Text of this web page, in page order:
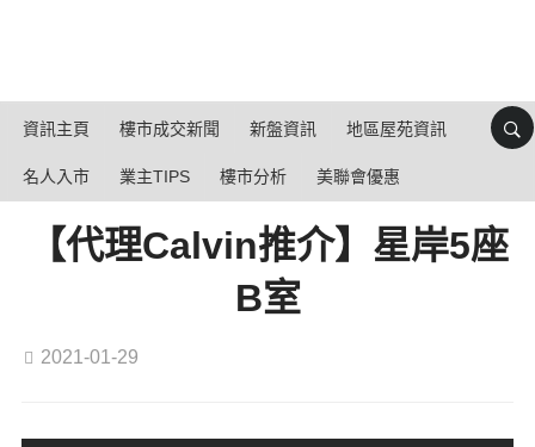
資訊主頁 樓市成交新聞 新盤資訊 地區屋苑資訊
名人入市 業主TIPS 樓市分析 美聯會優惠
【代理Calvin推介】星岸5座
B室
2021-01-29